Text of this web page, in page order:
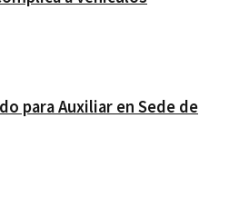
para Auxiliar en Sede de